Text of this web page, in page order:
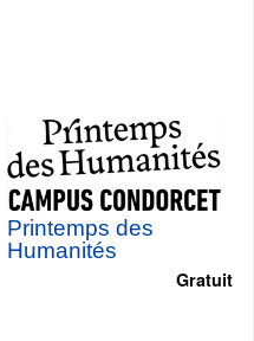
Printemps des
Humanités
Gratuit